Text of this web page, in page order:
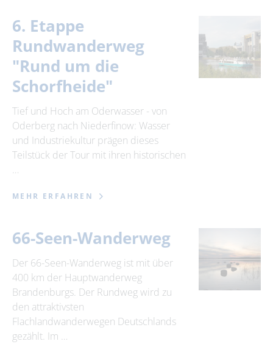
6. Etappe
Rundwanderweg
"Rund um die
Schorfheide"
Tief und Hoch am Oderwasser - von
Oderberg nach Niederfinow: Wasser
und Industriekultur prägen dieses
Teilstück der Tour mit ihren historischen
…
MEHR ERFAHREN
66-Seen-Wanderweg
Der 66-Seen-Wanderweg ist mit über
400 km der Hauptwanderweg
Brandenburgs. Der Rundweg wird zu
den attraktivsten
Flachlandwanderwegen Deutschlands
gezählt. Im …